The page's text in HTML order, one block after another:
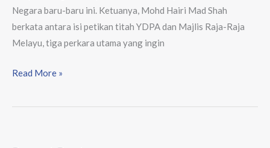
Negara baru-baru ini. Ketuanya, Mohd Hairi Mad Shah
berkata antara isi petikan titah YDPA dan Majlis Raja-Raja
Melayu, tiga perkara utama yang ingin
Read More »